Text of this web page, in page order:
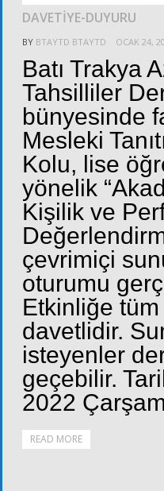
DAVETİYE-DUYURU
BY BTAYTD BTAYTD OCAK 24,
Batı Trakya
Tahsilliler
bünyesinde
Mesleki
Kolu, lise
yönelik
Kişilik ve
çevrimiçi
oturumu
Etkinliğe
davetlidir.
isteyenler
geçebilir.
2022
READ MORE